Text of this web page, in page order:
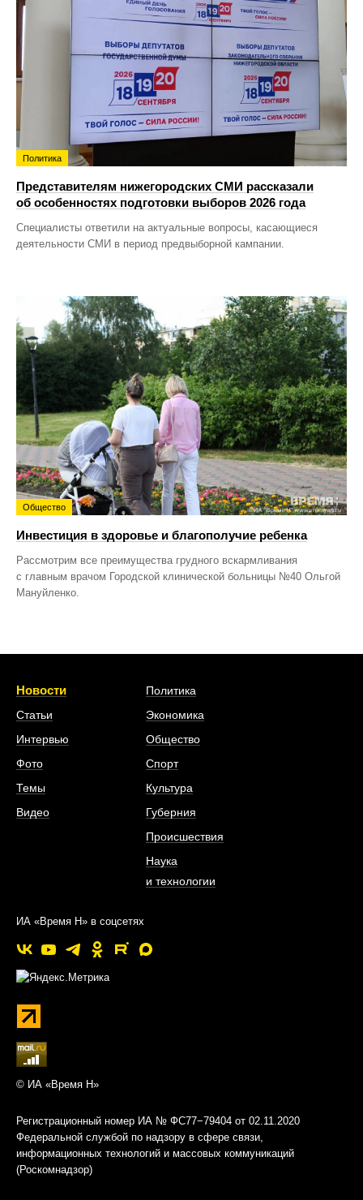
Политика
Представителям нижегородских СМИ рассказали
об особенностях подготовки выборов 2026 года
Специалисты ответили на актуальные вопросы, касающиеся
деятельности СМИ в период предвыборной кампании.
Общество
Инвестиция в здоровье и благополучие ребенка
Рассмотрим все преимущества грудного вскармливания
с главным врачом Городской клинической больницы №40 Ольгой
Мануйленко.
Новости
Статьи
Интервью
Фото
Темы
Видео
Политика
Экономика
Общество
Спорт
Культура
Губерния
Происшествия
Наука
и технологии
ИА «Время Н» в соцсетях
© ИА «Время Н»
Регистрационный номер ИА № ФС77−79404 от 02.11.2020
Федеральной службой по надзору в сфере связи,
информационных технологий и массовых коммуникаций
(Роскомнадзор)